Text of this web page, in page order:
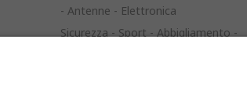
- Antenne - Elettronica
Sicurezza - Sport - Abbigliamento -